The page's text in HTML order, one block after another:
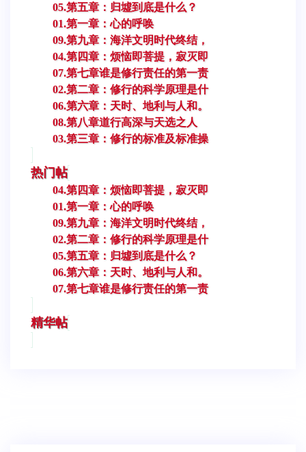
05.第五章：归墟到底是什么？
01.第一章：心的呼唤
09.第九章：海洋文明时代终结，
04.第四章：烦恼即菩提，寂灭即
07.第七章谁是修行责任的第一责
02.第二章：修行的科学原理是什
06.第六章：天时、地利与人和。
08.第八章道行高深与天选之人
03.第三章：修行的标准及标准操
热门帖
04.第四章：烦恼即菩提，寂灭即
01.第一章：心的呼唤
09.第九章：海洋文明时代终结，
02.第二章：修行的科学原理是什
05.第五章：归墟到底是什么？
06.第六章：天时、地利与人和。
07.第七章谁是修行责任的第一责
精华帖